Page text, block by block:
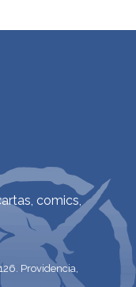
comics,
Providencia,